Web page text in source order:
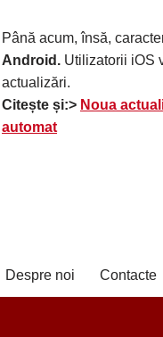
Până acum, însă,
Android. Utilizatorii iOS
actualizări.
Citește și:> Noua
automat
Despre noi Contacte